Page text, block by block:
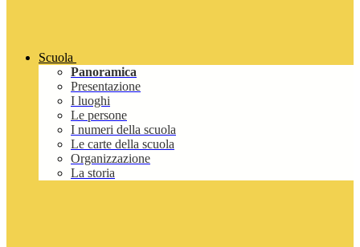
Scuola
Panoramica
Presentazione
I luoghi
Le persone
I numeri della scuola
Le carte della scuola
Organizzazione
La storia